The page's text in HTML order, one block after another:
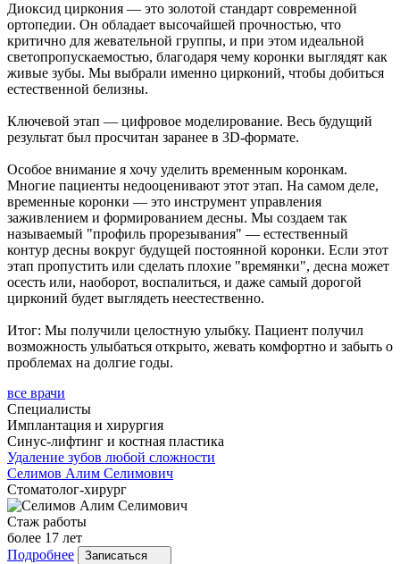
Диоксид циркония — это золотой стандарт современной
ортопедии. Он обладает высочайшей прочностью, что
критично для жевательной группы, и при этом идеальной
светопропускаемостью, благодаря чему коронки выглядят как
живые зубы. Мы выбрали именно цирконий, чтобы добиться
естественной белизны.
Ключевой этап — цифровое моделирование. Весь будущий
результат был просчитан заранее в 3D-формате.
Особое внимание я хочу уделить временным коронкам.
Многие пациенты недооценивают этот этап. На самом деле,
временные коронки — это инструмент управления
заживлением и формированием десны. Мы создаем так
называемый "профиль прорезывания" — естественный
контур десны вокруг будущей постоянной коронки. Если этот
этап пропустить или сделать плохие "времянки", десна может
осесть или, наоборот, воспалиться, и даже самый дорогой
цирконий будет выглядеть неестественно.
Итог: Мы получили целостную улыбку. Пациент получил
возможность улыбаться открыто, жевать комфортно и забыть о
проблемах на долгие годы.
все врачи
Специалисты
Имплантация и хирургия
Синус-лифтинг и костная пластика
Удаление зубов любой сложности
Селимов Алим Селимович
Стоматолог-хирург
Стаж работы
более 17 лет
Подробнее
Записаться